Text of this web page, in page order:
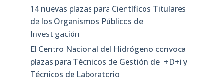
14 nuevas plazas para Científicos Titulares
de los Organismos Públicos de
Investigación
El Centro Nacional del Hidrógeno convoca
plazas para Técnicos de Gestión de I+D+i y
Técnicos de Laboratorio